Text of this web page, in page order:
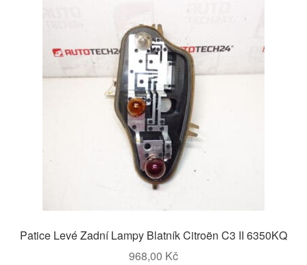
Patice Levé Zadní Lampy Blatník Citroën C3 II 6350KQ
968,00 Kč